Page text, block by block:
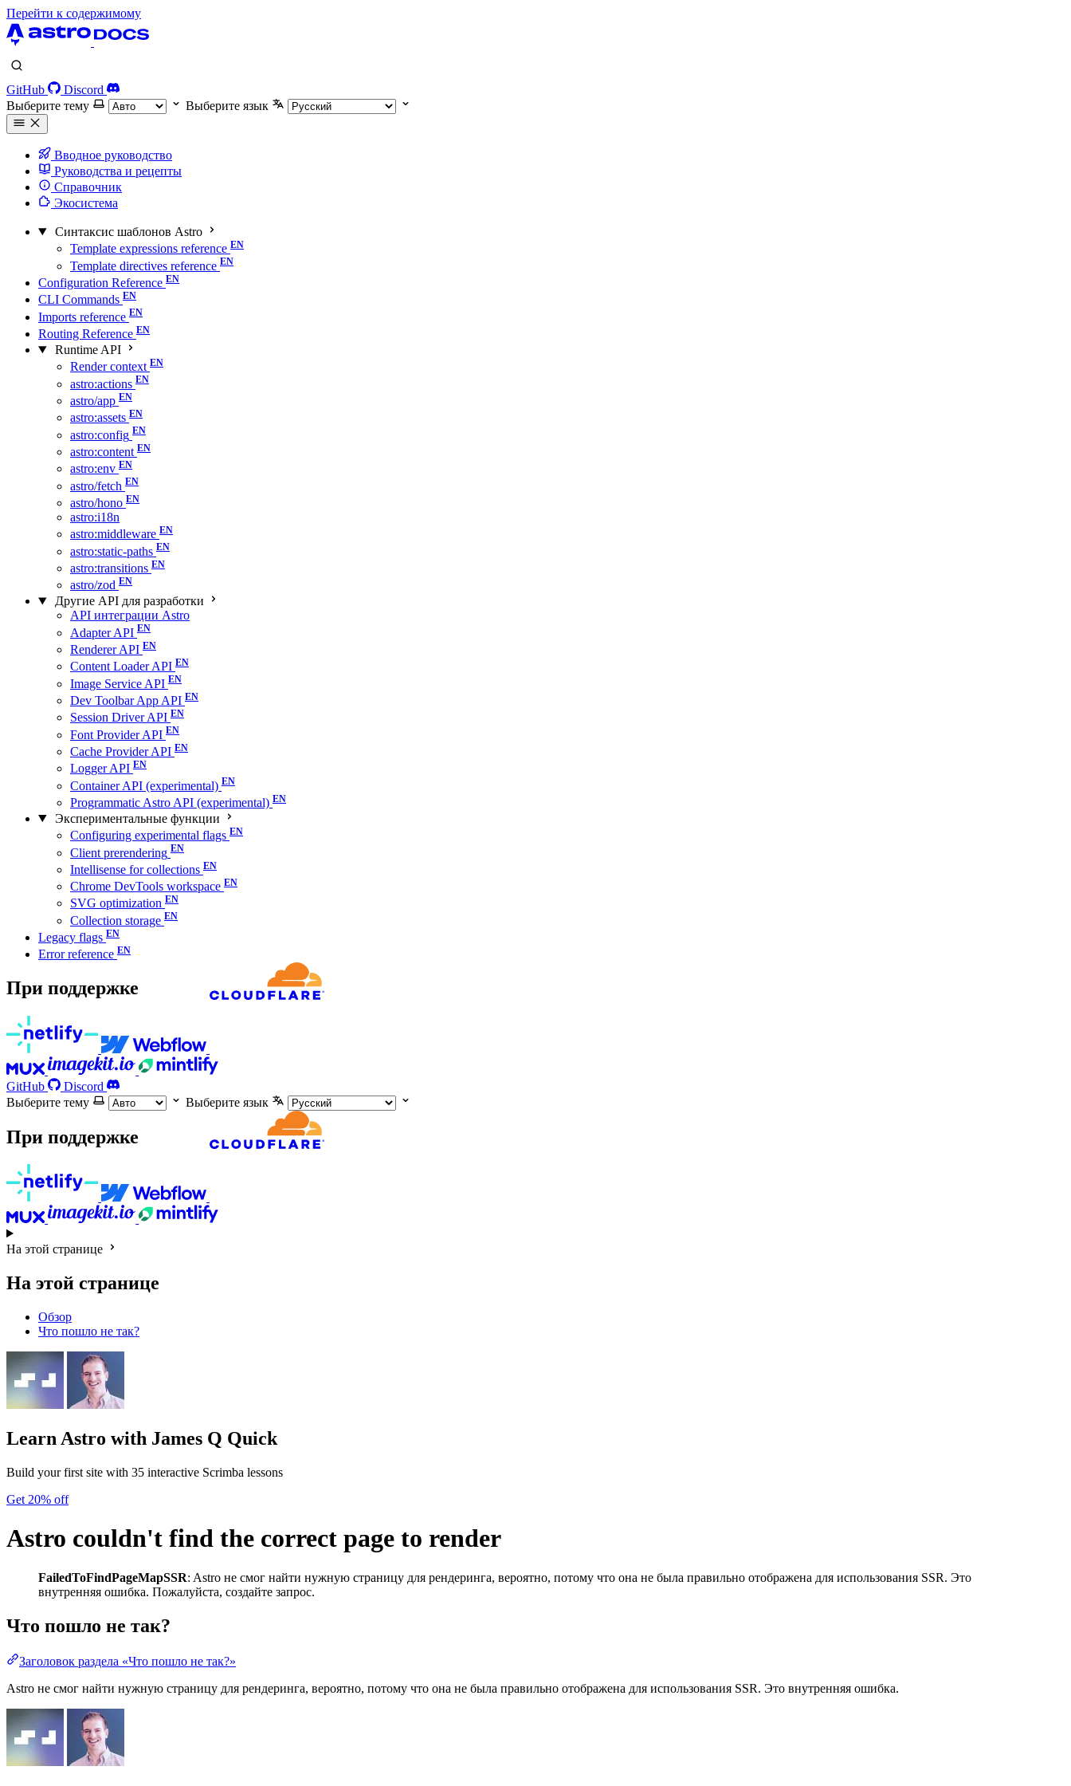
Перейти к содержимому
GitHub
Discord
Выберите тему
Выберите язык
Вводное руководство
Руководства и рецепты
Справочник
Экосистема
Синтаксис шаблонов Astro
Template expressions reference
Template directives reference
Configuration Reference
CLI Commands
Imports reference
Routing Reference
Runtime API
Render context
astro:actions
astro/app
astro:assets
astro:config
astro:content
astro:env
astro/fetch
astro/hono
astro:i18n
astro:middleware
astro:static-paths
astro:transitions
astro/zod
Другие API для разработки
API интеграции Astro
Adapter API
Renderer API
Content Loader API
Image Service API
Dev Toolbar App API
Session Driver API
Font Provider API
Cache Provider API
Logger API
Container API (experimental)
Programmatic Astro API (experimental)
Экспериментальные функции
Configuring experimental flags
Client prerendering
Intellisense for collections
Chrome DevTools workspace
SVG optimization
Collection storage
Legacy flags
Error reference
При поддержке
GitHub
Discord
Выберите тему
Выберите язык
При поддержке
На этой странице
На этой странице
Обзор
Что пошло не так?
Learn Astro with James Q Quick
Build your first site with 35 interactive Scrimba lessons
Get 20% off
Astro couldn't find the correct page to render
FailedToFindPageMapSSR: Astro не смог найти нужную страницу для рендеринга, вероятно, потому что она не была правильно отображена для использования SSR. Это
внутренняя ошибка. Пожалуйста, создайте запрос.
Что пошло не так?
Заголовок раздела «Что пошло не так?»
Astro не смог найти нужную страницу для рендеринга, вероятно, потому что она не была правильно отображена для использования SSR. Это внутренняя ошибка.